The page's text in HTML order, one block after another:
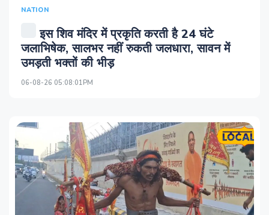
NATION
इस शिव मंदिर में प्रकृति करती है 24 घंटे
जलाभिषेक, सालभर नहीं रुकती जलधारा, सावन में
उमड़ती भक्तों की भीड़
06-08-26 05:08:01PM